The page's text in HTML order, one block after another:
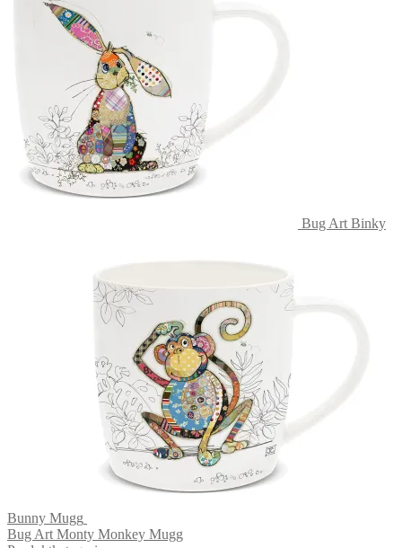
Bug Art Binky
Bunny Mugg
Bug Art Monty Monkey Mugg